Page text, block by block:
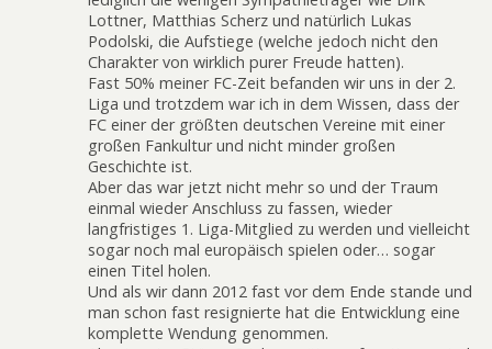
Lottner, Matthias Scherz und natürlich Lukas
Podolski, die Aufstiege (welche jedoch nicht den
Charakter von wirklich purer Freude hatten).
Fast 50% meiner FC-Zeit befanden wir uns in der 2.
Liga und trotzdem war ich in dem Wissen, dass der
FC einer der größten deutschen Vereine mit einer
großen Fankultur und nicht minder großen
Geschichte ist.
Aber das war jetzt nicht mehr so und der Traum
einmal wieder Anschluss zu fassen, wieder
langfristiges 1. Liga-Mitglied zu werden und vielleicht
sogar noch mal europäisch spielen oder… sogar
einen Titel holen.
Und als wir dann 2012 fast vor dem Ende stande und
man schon fast resignierte hat die Entwicklung eine
komplette Wendung genommen.